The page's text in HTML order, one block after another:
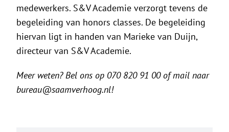
medewerkers. S&V Academie verzorgt tevens de
begeleiding van honors classes. De begeleiding
hiervan ligt in handen van Marieke van Duijn,
directeur van S&V Academie.
Meer weten? Bel ons op 070 820 91 00 of mail naar
bureau@saamverhoog.nl!